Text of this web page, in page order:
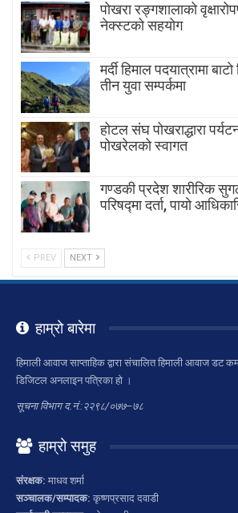
पोखरा रङ्गशालाको
नेक्स्टको सहयोग
मर्दी हिमाल पदयात्रामा
तीन युवा सम्पर्कमा
होटल संघ पोखराद्धारा
पोखरेलको स्वागत
गण्डकी प्रदेश शारीरिक
परिषद्मा दर्ता, पायाे
PREV NEXT
हाम्रो बारेमा
हिमाली आवाज साप्ताहिक द्वारा संचालित हिमाली आवाज डट
डिजिटल अनलाइन पत्रिका हो ।
सूचना विभाग द.नं.:२२९८/०७७–७८
हाम्रो समुह
संरक्षक: माधव शर्मा
सञ्चालक/सम्पादक: कृष्णप्रसाद दवाडी